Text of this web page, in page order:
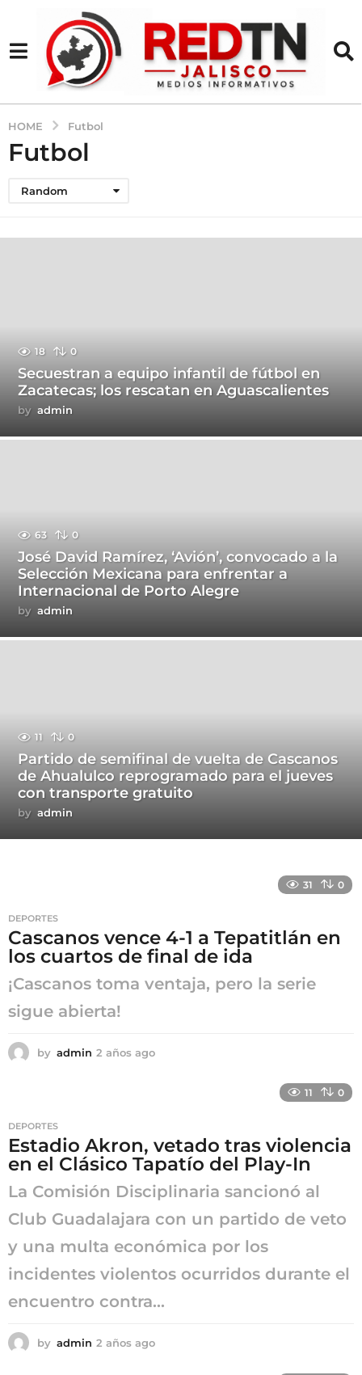
HOME Futbol
Futbol
Random
18 0
Secuestran a equipo infantil de fútbol en
Zacatecas; los rescatan en Aguascalientes
by admin
63 0
José David Ramírez, ‘Avión’, convocado a la
Selección Mexicana para enfrentar a
Internacional de Porto Alegre
by admin
11 0
Partido de semifinal de vuelta de Cascanos
de Ahualulco reprogramado para el jueves
con transporte gratuito
by admin
31 0
DEPORTES
Cascanos vence 4-1 a Tepatitlán en
los cuartos de final de ida
¡Cascanos toma ventaja, pero la serie
sigue abierta!
by admin 2 años ago
g
o
11 0
DEPORTES
Estadio Akron, vetado tras violencia
en el Clásico Tapatío del Play-In
La Comisión Disciplinaria sancionó al
Club Guadalajara con un partido de veto
y una multa económica por los
incidentes violentos ocurridos durante el
encuentro contra...
by admin 2 años ago